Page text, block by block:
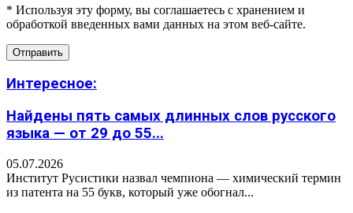
* Используя эту форму, вы соглашаетесь с хранением и
обработкой введенных вами данных на этом веб-сайте.
Интересное:
Найдены пять самых длинных слов русского
языка — от 29 до 55...
05.07.2026
Институт Русистики назвал чемпиона — химический термин
из патента на 55 букв, который уже обогнал...